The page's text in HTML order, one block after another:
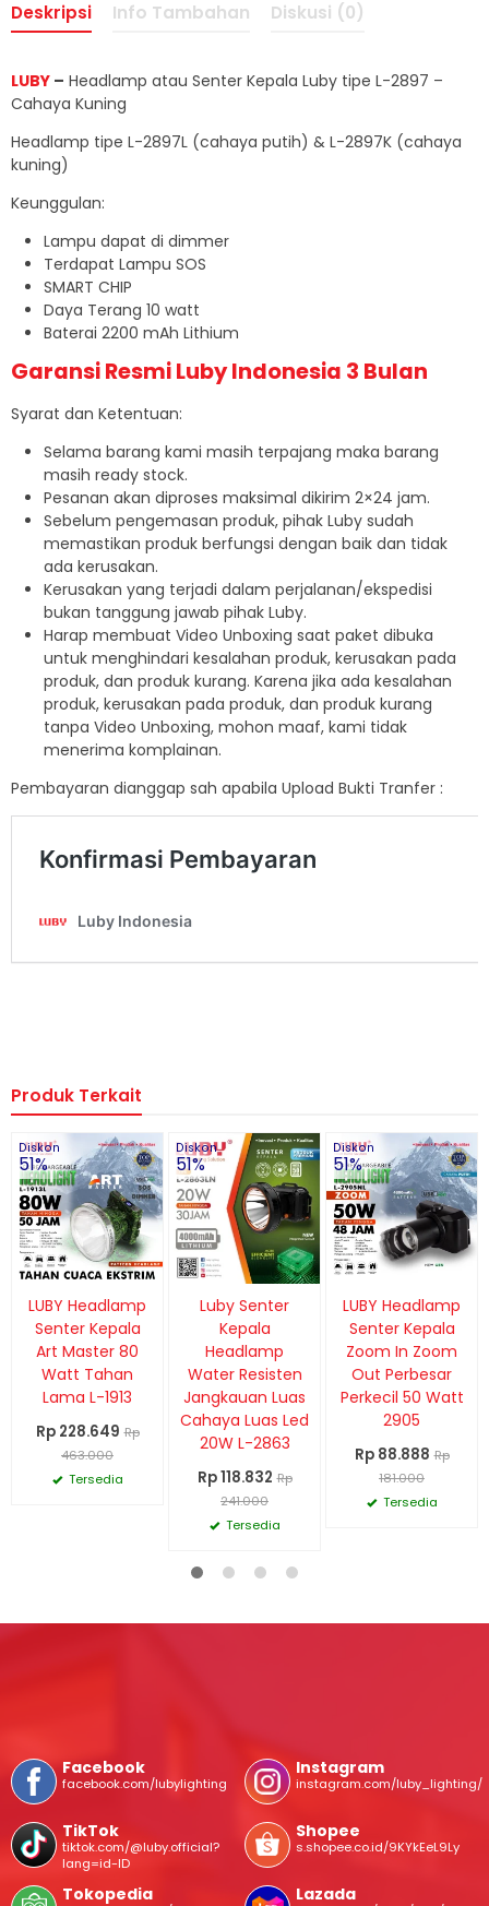
Deskripsi Info Tambahan Diskusi (0)
LUBY – Headlamp atau Senter Kepala Luby tipe L-2897 –
Cahaya Kuning
Headlamp tipe L-2897L (cahaya putih) & L-2897K (cahaya
kuning)
Keunggulan:
Lampu dapat di dimmer
Terdapat Lampu SOS
SMART CHIP
Daya Terang 10 watt
Baterai 2200 mAh Lithium
Garansi Resmi Luby Indonesia 3 Bulan
Syarat dan Ketentuan:
Selama barang kami masih terpajang maka barang
masih ready stock.
Pesanan akan diproses maksimal dikirim 2×24 jam.
Sebelum pengemasan produk, pihak Luby sudah
memastikan produk berfungsi dengan baik dan tidak
ada kerusakan.
Kerusakan yang terjadi dalam perjalanan/ekspedisi
bukan tanggung jawab pihak Luby.
Harap membuat Video Unboxing saat paket dibuka
untuk menghindari kesalahan produk, kerusakan pada
produk, dan produk kurang. Karena jika ada kesalahan
produk, kerusakan pada produk, dan produk kurang
tanpa Video Unboxing, mohon maaf, kami tidak
menerima komplainan.
Pembayaran dianggap sah apabila Upload Bukti Tranfer :
Produk Terkait
Diskon
51%
LUBY Headlamp
Senter Kepala
Art Master 80
Watt Tahan
Lama L-1913
Rp 228.649 Rp
463.000
Tersedia
Diskon
51%
Luby Senter
Kepala
Headlamp
Water Resisten
Jangkauan Luas
Cahaya Luas Led
20W L-2863
Rp 118.832 Rp
241.000
Tersedia
Diskon
51%
LUBY Headlamp
Senter Kepala
Zoom In Zoom
Out Perbesar
Perkecil 50 Watt
2905
Rp 88.888 Rp
181.000
Tersedia
Facebook
facebook.com/lubylighting
Instagram
instagram.com/luby_lighting/
TikTok
tiktok.com/@luby.official?
lang=id-ID
Shopee
s.shopee.co.id/9KYkEeL9Ly
Tokopedia Lazada